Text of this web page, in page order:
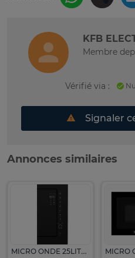
KFB
Membre
Vérifié via :
Signaler
Annonces similaires
MICRO ONDE 25LITRES BEKO ENCASTRABLE NOIR BMG25333BG